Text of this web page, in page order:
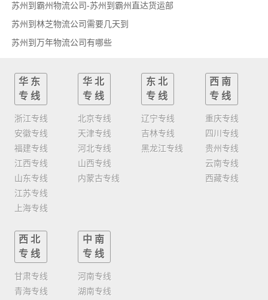
苏州到霸州物流公司-苏州到霸州直达货运部
苏州到林芝物流公司需要几天到
苏州到万年物流公司有哪些
华东
专线
浙江专线
安徽专线
福建专线
江西专线
山东专线
江苏专线
上海专线
华北
专线
北京专线
天津专线
河北专线
山西专线
内蒙古专线
东北
专线
辽宁专线
吉林专线
黑龙江专线
西南
专线
重庆专线
四川专线
贵州专线
云南专线
西藏专线
西北
专线
甘肃专线
青海专线
中南
专线
河南专线
湖南专线